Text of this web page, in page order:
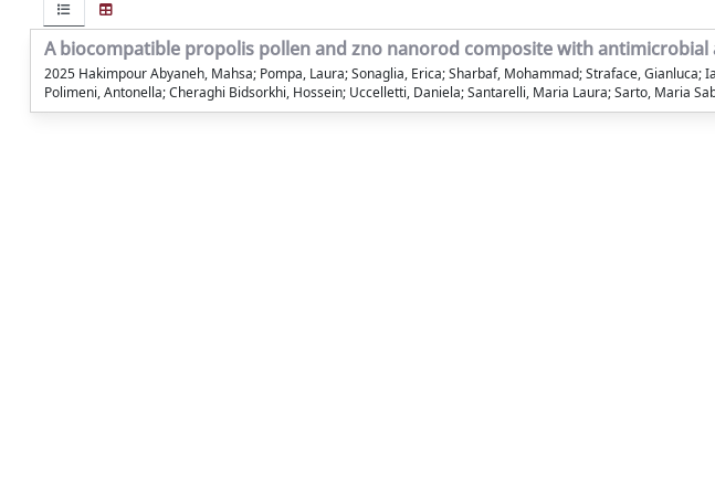
A biocompatible propolis pollen and zno nanorod composite with
2025 Hakimpour Abyaneh, Mahsa; Pompa, Laura; Sonaglia, Erica; Sharbaf, Mohammad; Straface,
Polimeni, Antonella; Cheraghi Bidsorkhi, Hossein; Uccelletti, Daniela; Santarelli, Maria Laura; Sarto, Maria